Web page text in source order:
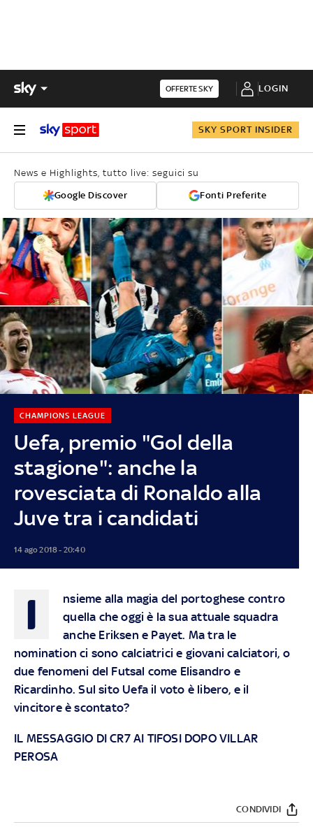
OFFERTE SKY LOGIN
SKY SPORT INSIDER
News e Highlights, tutto live: seguici su
Google Discover Fonti Preferite
Uefa, premio "Gol della
stagione": anche la
rovesciata di Ronaldo alla
Juve tra i candidati
CHAMPIONS LEAGUE
14 ago 2018 - 20:40
I
nsieme alla magia del portoghese contro
quella che oggi è la sua attuale squadra
anche Eriksen e Payet. Ma tra le
nomination ci sono calciatrici e giovani calciatori, o
due fenomeni del Futsal come Elisandro e
Ricardinho. Sul sito Uefa il voto è libero, e il
vincitore è scontato?
IL MESSAGGIO DI CR7 AI TIFOSI DOPO VILLAR
PEROSA
CONDIVIDI